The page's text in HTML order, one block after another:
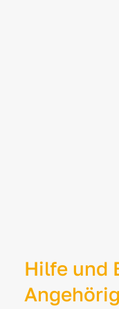
Hilfe und